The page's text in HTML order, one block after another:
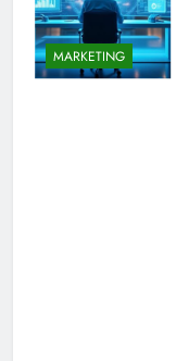
MARKETING